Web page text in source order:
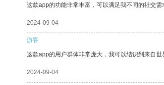
这款app的功能非常丰富，可以满足我不同的社交需
2024-09-04
游客
这款app的用户群体非常庞大，我可以结识到来自世
2024-09-04